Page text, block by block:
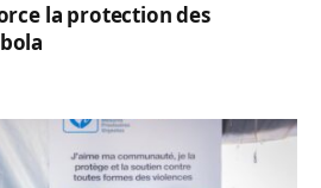
la protection des